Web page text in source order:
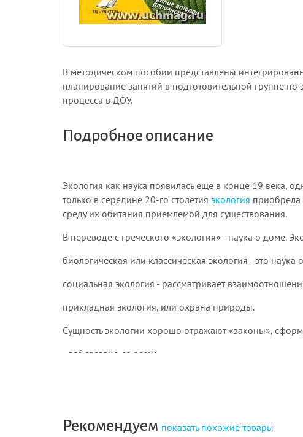
В методическом пособии представлены
планирование занятий в подготовительной группе по
процесса в ДОУ.
Подробное описание
Экология как наука появилась еще в конце 19 века,
только в середине 20-го столетия экология приобрела
среду их обитания приемлемой для существования.
В переводе с греческого «экология» - наука о доме.
биологическая или классическая экология - это
социальная экология - рассматривает
прикладная экология, или охрана природы.
Сущность экологии хорошо отражают «законы»,
- всё связано со всем;
- природа знает лучше.
Рекомендуем показатьпохожие товары